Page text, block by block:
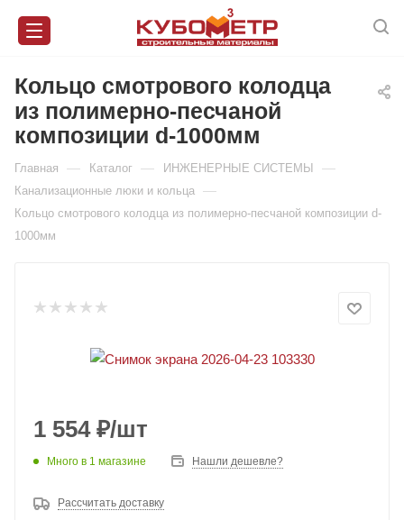
Кольцо смотрового колодца
из полимерно-песчаной
композиции d-1000мм
Главная — Каталог — ИНЖЕНЕРНЫЕ СИСТЕМЫ —
Канализационные люки и кольца —
Кольцо смотрового колодца из полимерно-песчаной композиции d-
1000мм
1 554₽/шт
Много в 1 магазине Нашли дешевле?
Рассчитать доставку